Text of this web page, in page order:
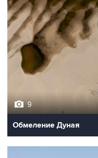
9
Обмеление Дуная